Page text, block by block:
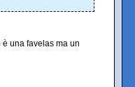
una favelas ma un